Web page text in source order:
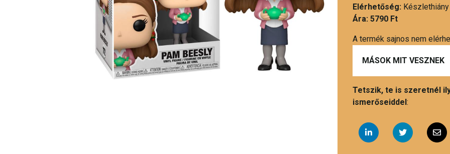
Elérhetőség: Készlethiány
Ára: 5790 Ft
A termék sajnos nem
MÁSOK MIT VESZNEK
Tetszik, te is szeretnél
ismerőseiddel: